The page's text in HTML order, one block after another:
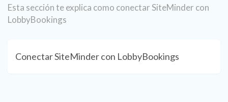
Esta sección te explica como conectar SiteMinder con
LobbyBookings
Conectar SiteMinder con LobbyBookings